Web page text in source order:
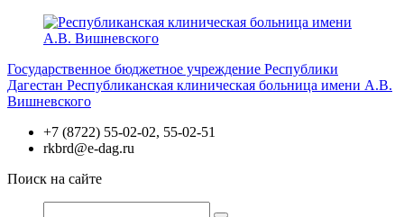
Перейти
Государственное бюджетное учреждение Республики
Дагестан Республиканская клиническая больница имени А.В.
Вишневского
+7 (8722) 55-02-02, 55-02-51
rkbrd@e-dag.ru
Поиск на сайте